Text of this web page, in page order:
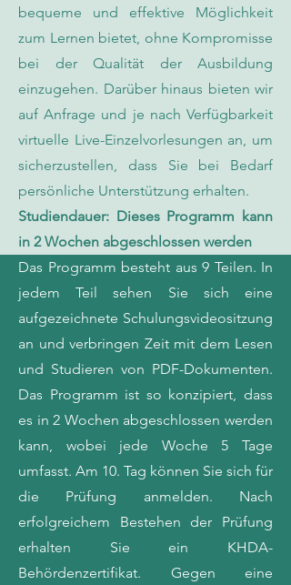
bequeme und effektive Möglichkeit
zum Lernen bietet, ohne Kompromisse
bei der Qualität der Ausbildung
einzugehen. Darüber hinaus bieten wir
auf Anfrage und je nach Verfügbarkeit
virtuelle Live-Einzelvorlesungen an, um
sicherzustellen, dass Sie bei Bedarf
persönliche Unterstützung erhalten.
Studiendauer: Dieses Programm kann
in 2 Wochen abgeschlossen werden
Das Programm besteht aus 9 Teilen. In
jedem Teil sehen Sie sich eine
aufgezeichnete Schulungsvideositzung
an und verbringen Zeit mit dem Lesen
und Studieren von PDF-Dokumenten.
Das Programm ist so konzipiert, dass
es in 2 Wochen abgeschlossen werden
kann, wobei jede Woche 5 Tage
umfasst. Am 10. Tag können Sie sich für
die Prüfung anmelden. Nach
erfolgreichem Bestehen der Prüfung
erhalten Sie ein KHDA-
Behördenzertifikat. Gegen eine